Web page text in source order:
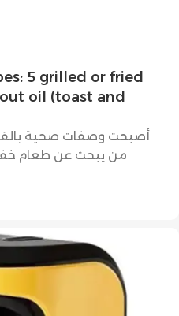
5 grilled or fried
oil (toast and
أصبحت وصفات صحية
من يبحث عن طعام